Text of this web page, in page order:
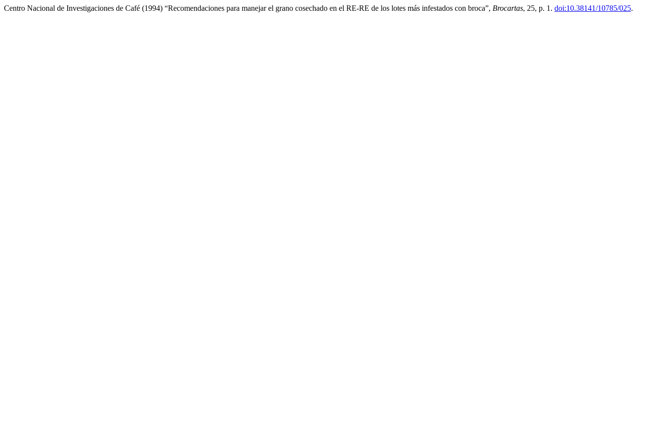
Centro Nacional de Investigaciones de Café (1994) “Recomendaciones para manejar el grano cosechado en el RE-RE de los lotes más infestados con broca”, Brocartas, 25, p. 1. doi:10.38141/10785/025.